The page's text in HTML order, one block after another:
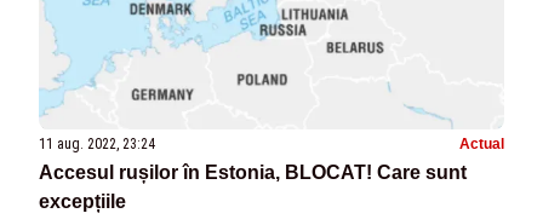
11 aug. 2022, 23:24 Actual
Accesul rușilor în Estonia, BLOCAT! Care sunt
excepțiile